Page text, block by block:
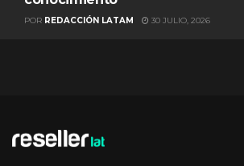
POR REDACCIÓN LATAM 30 JULIO, 2026